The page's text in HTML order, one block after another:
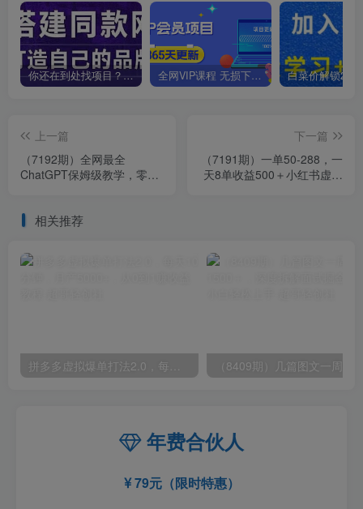
你还在到处找项目？还在当韭菜？我靠卖项目一个月收入5万+，曾经我也是个失败者。 全网VIP课程 无损下载~
上一篇
（7192期）全网最全
ChatGPT保姆级教学，零基
下一篇
（7191期）一单50-288，一
天8单收益500＋小红书虚拟
相关推荐
年费合伙人
79元（限时特惠）